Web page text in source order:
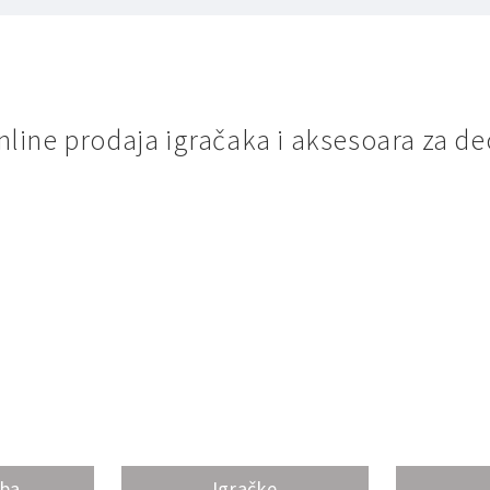
prodaja igračaka i aksesoara za